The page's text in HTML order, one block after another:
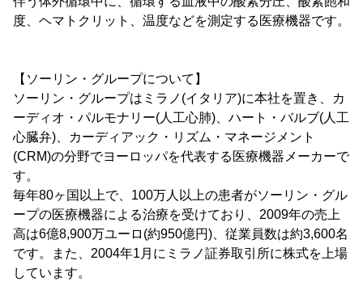
度、ヘマトクリット、温度などを測定する医療機器です。
【ソーリン・グループについて】
ソーリン・グループはミラノ(イタリア)に本社を置き、カ
ーディオ・パルモナリー(人工心肺)、ハート・バルブ(人工
心臓弁)、カーディアック・リズム・マネージメント
(CRM)の分野でヨーロッパを代表する医療機器メーカーで
す。
毎年80ヶ国以上で、100万人以上の患者がソーリン・グル
ープの医療機器による治療を受けており、2009年の売上
高は6億8,900万ユーロ(約950億円)、従業員数は約3,600名
です。また、2004年1月にミラノ証券取引所に株式を上場
しています。